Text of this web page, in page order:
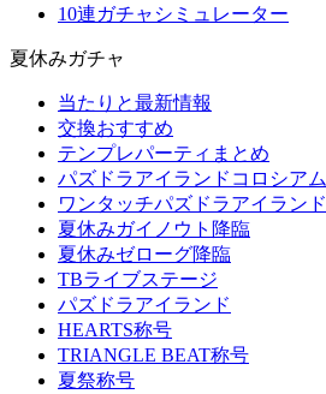
10連ガチャシミュレーター
夏休みガチャ
当たりと最新情報
交換おすすめ
テンプレパーティまとめ
パズドラアイランドコロシアム
ワンタッチパズドラアイランド
夏休みガイノウト降臨
夏休みゼローグ降臨
TBライブステージ
パズドラアイランド
HEARTS称号
TRIANGLE BEAT称号
夏祭称号